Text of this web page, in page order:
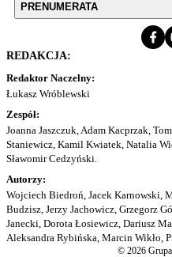
PRENUMERATA
REDAKCJA:
Redaktor Naczelny:
Łukasz Wróblewski
Zespół:
Joanna Jaszczuk, Adam Kacprzak,
Staniewicz, Kamil Kwiatek, Natalia
Sławomir Cedzyński.
Autorzy:
Wojciech Biedroń, Jacek Karnowski,
Budzisz, Jerzy Jachowicz, Grzegorz
Janecki, Dorota Łosiewicz, Dariusz
Aleksandra Rybińska, Marcin Wikło,
© 2026